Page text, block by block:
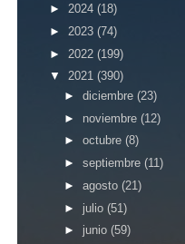
► 2024 (18)
► 2023 (74)
► 2022 (199)
▼ 2021 (390)
► diciembre (23)
► noviembre (12)
► octubre (8)
► septiembre (11)
► agosto (21)
► julio (51)
► junio (59)